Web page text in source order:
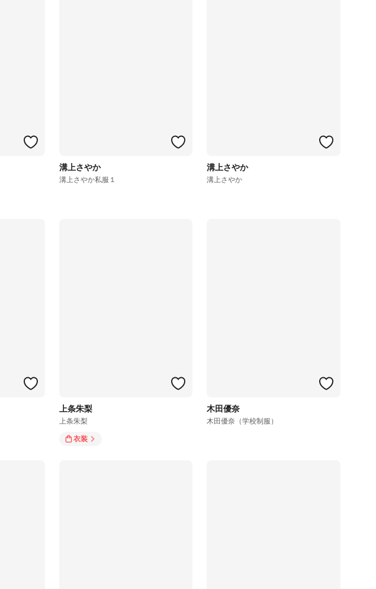
溝上さやか
溝上さやか私服１
溝上さやか
溝上さやか
上条朱梨
上条朱梨
衣装
木田優奈
木田優奈（学校制服）